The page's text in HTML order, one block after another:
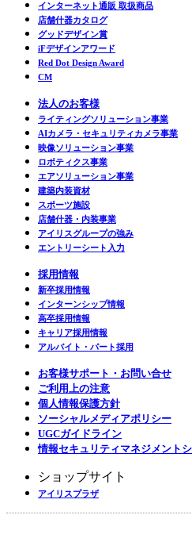
インターネット通販 取扱商品
店舗什器カタログ
グッドデザイン賞
iFデザインアワード
Red Dot Design Award
CM
法人のお客様
ライティングソリューション事業
AIカメラ・セキュリティカメラ事業
映像ソリューション事業
ロボティクス事業
エアソリューション事業
建築内装資材
スポーツ施設
店舗什器・内装事業
アイリスグループの強み
エントリーシート入力
採用情報
新卒採用情報
インターンシップ情報
高卒採用情報
キャリア採用情報
アルバイト・パート採用
お客様サポート・お問い合せ
ご利用上の注意
個人情報保護方針
ソーシャルメディアポリシー
UGCガイドライン
情報セキュリティマネジメント
ショップサイト
アイリスプラザ